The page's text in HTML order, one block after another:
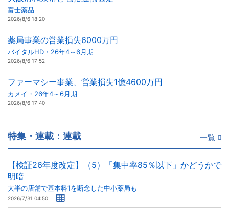
富士薬品
2026/8/6 18:20
薬局事業の営業損失6000万円
バイタルHD・26年4～6月期
2026/8/6 17:52
ファーマシー事業、営業損失1億4600万円
カメイ・26年4～6月期
2026/8/6 17:40
特集・連載：連載 一覧
【検証26年度改定】（5）「集中率85％以下」かどうかで
明暗
大半の店舗で基本料1を断念した中小薬局も
2026/7/31 04:50